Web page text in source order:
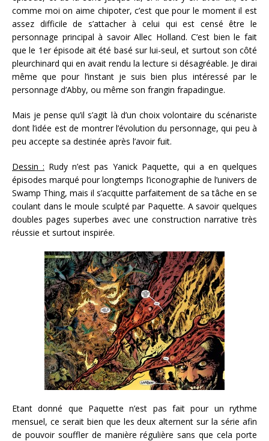
comme moi on aime chipoter, c’est que pour le moment il est
assez difficile de s’attacher à celui qui est censé être le
personnage principal à savoir Allec Holland. C’est bien le fait
que le 1er épisode ait été basé sur lui-seul, et surtout son côté
pleurchinard qui en avait rendu la lecture si désagréable. Je dirai
même que pour l’instant je suis bien plus intéressé par le
personnage d’Abby, ou même son frangin frapadingue.
Mais je pense qu’il s’agit là d’un choix volontaire du scénariste
dont l’idée est de montrer l’évolution du personnage, qui peu à
peu accepte sa destinée après l’avoir fuit.
Dessin : Rudy n’est pas Yanick Paquette, qui a en quelques
épisodes marqué pour longtemps l’iconographie de l’univers de
Swamp Thing, mais il s’acquitte parfaitement de sa tâche en se
coulant dans le moule sculpté par Paquette. A savoir quelques
doubles pages superbes avec une construction narrative très
réussie et surtout inspirée.
Etant donné que Paquette n’est pas fait pour un rythme
mensuel, ce serait bien que les deux alternent sur la série afin
de pouvoir souffler de manière régulière sans que cela porte